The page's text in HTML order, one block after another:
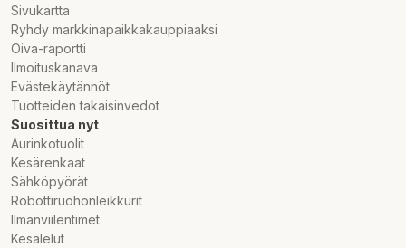
Sivukartta
Ryhdy markkinapaikkakauppiaaksi
Oiva-raportti
Ilmoituskanava
Evästekäytännöt
Tuotteiden takaisinvedot
Suosittua nyt
Aurinkotuolit
Kesärenkaat
Sähköpyörät
Robottiruohonleikkurit
Ilmanviilentimet
Kesälelut